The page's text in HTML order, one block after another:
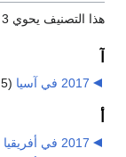
هذا التصنيف يحوي 3 تصنيفات فرعية، من إجمالي 3.
2017 في آسيا (5 ت، 21 ص)
2017 في أفريقيا